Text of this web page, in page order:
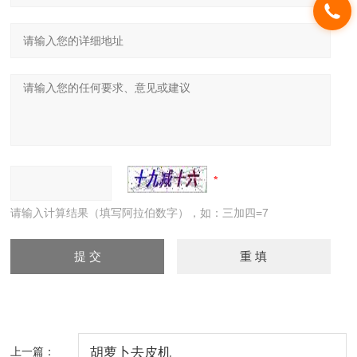
请输入计算结果（填写阿拉伯数字），如：三加四=7
上一篇： 胡萝卜去皮机